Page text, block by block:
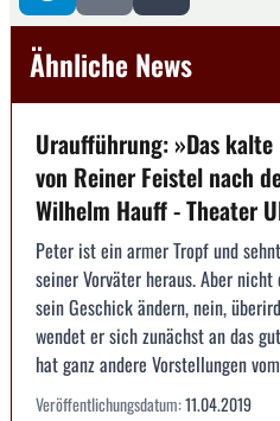
Ähnliche News
Uraufführung: »Das
von Reiner Feistel nach
Wilhelm Hauff - Theater
Peter ist ein armer Tropf und
seiner Vorväter heraus. Aber
sein Geschick ändern, nein,
wendet er sich zunächst an das
hat ganz andere Vorstellungen
Veröffentlichungsdatum:11.04.2019